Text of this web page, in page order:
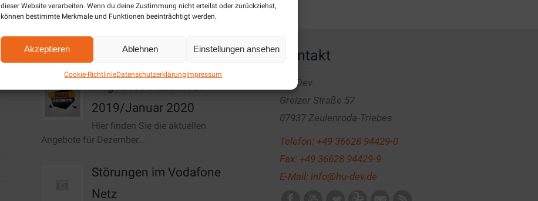
dieser Website verarbeiten. Wenn du deine Zustimmung nicht erteilst oder zurückziehst,
können bestimmte Merkmale und Funktionen beeinträchtigt werden.
Akzeptieren Ablehnen Einstellungen ansehen
Cookie-RichtlinieDatenschutzerklärungImpressum
Aktuelles / News
2019/Januar 2020
Hier finden Sie die aktuellen
Angebote für Dezember...
Störungen im Vodafone
Netz
Kontakt
HU-Dev
Greizer Straße 57
07937 Zeulenroda-Triebes
Telefon: +49 36628 94429-0
Fax: +49 36628 94429-9
E-Mail: info@hu-dev.de